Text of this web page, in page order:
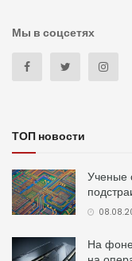
Мы в соцсетях
ТОП новости
Ученые
На фоне